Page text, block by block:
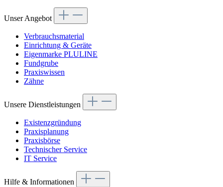
Unser Angebot
Verbrauchsmaterial
Einrichtung & Geräte
Eigenmarke PLULINE
Fundgrube
Praxiswissen
Zähne
Unsere Dienstleistungen
Existenzgründung
Praxisplanung
Praxisbörse
Technischer Service
IT Service
Hilfe & Informationen